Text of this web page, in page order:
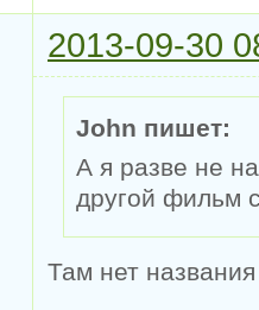
2013-09-30
John пишет:
А я разве не
другой фильм
Там нет